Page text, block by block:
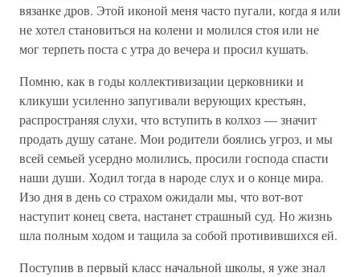
вязанке дров. Этой иконой меня часто пугали, когда я или
не хотел становиться на колени и молился стоя или не
мог терпеть поста с утра до вечера и просил кушать.
Помню, как в годы коллективизации церковники и
кликуши усиленно запугивали верующих крестьян,
распространяя слухи, что вступить в колхоз — значит
продать душу сатане. Мои родители боялись угроз, и мы
всей семьей усердно молились, просили господа спасти
наши души. Ходил тогда в народе слух и о конце мира.
Изо дня в день со страхом ожидали мы, что вот-вот
наступит конец света, настанет страшный суд. Но жизнь
шла полным ходом и тащила за собой противившихся ей.
Поступив в первый класс начальной школы, я уже знал